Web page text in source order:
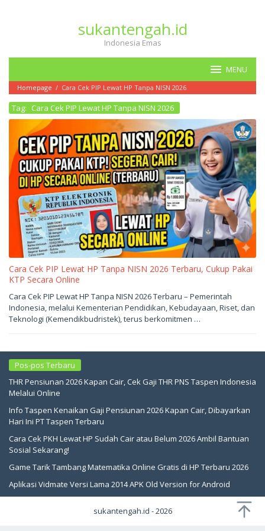
sukantengah.id
Indonesia Emas
MENU
Homepage / Cara Cek PIP Lewat HP Tanpa NISN 2026
Tag: Cara Cek PIP Lewat HP Tanpa NISN 2026
Cara Cek PIP Lewat HP Tanpa NISN 2026 Terbaru, Cukup Pakai
KTP Secara Online
Mei
19,
2026
oleh
sukantengah
Cara Cek PIP Lewat HP Tanpa NISN 2026 Terbaru – Pemerintah
Indonesia, melalui Kementerian Pendidikan, Kebudayaan, Riset, dan
Teknologi (Kemendikbudristek), terus berkomitmen …
Pos-pos Terbaru
THR Pensiunan 2026 Kapan Cair, Cek Gaji THR PNS Taspen Indonesia
Melalui Online
Info Taspen Kenaikan Gaji Pensiunan 2026 Kapan Cair, Dibayarkan
Hari Ini PT Taspen Terbaru
Cara Cek PKH Lewat HP Sudah Cair atau Belum 2026 Ambil Bantuan
Sosial Sekarang!
Game Tarik Tambang Matematika Online Gratis di HP Terbaru 2026
Aplikasi Vidmate Versi Lama 2014 APK Old Version for Android
sukantengah.id - 2026